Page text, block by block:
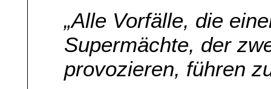
„Alle Vorfälle, die
Supermächte, der
provozieren, führen